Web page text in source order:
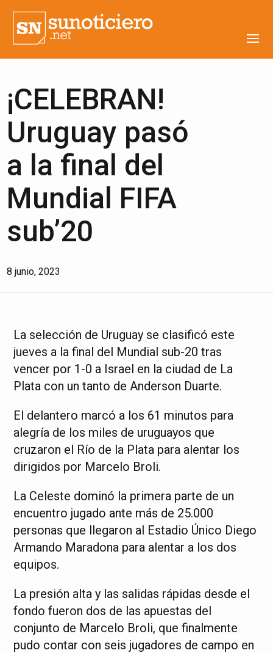
¡CELEBRAN!
Uruguay pasó
a la final del
Mundial FIFA
sub’20
8 junio, 2023
La selección de Uruguay se clasificó este
jueves a la final del Mundial sub-20 tras
vencer por 1-0 a Israel en la ciudad de La
Plata con un tanto de Anderson Duarte.
El delantero marcó a los 61 minutos para
alegría de los miles de uruguayos que
cruzaron el Río de la Plata para alentar los
dirigidos por Marcelo Broli.
La Celeste dominó la primera parte de un
encuentro jugado ante más de 25.000
personas que llegaron al Estadio Único Diego
Armando Maradona para alentar a los dos
equipos.
La presión alta y las salidas rápidas desde el
fondo fueron dos de las apuestas del
conjunto de Marcelo Broli, que finalmente
pudo contar con seis jugadores de campo en